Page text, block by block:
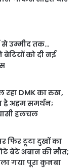
से उम्मीद तक…
को दी नई
रहा DMK का रुख,
है अहम समर्थन;
हलचल
फिर टूटा दुखों का
बेटे अबान की मौत;
गया पूरा कुनबा